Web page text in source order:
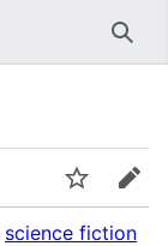
Следить
science fiction